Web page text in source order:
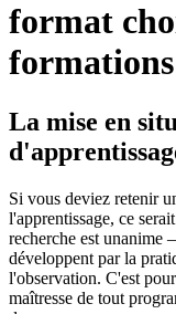
format
La mise en
Si vous deviez retenir
l'apprentissage, ce
recherche est unanime
développent par la
l'observation. C'est
maîtresse de tout